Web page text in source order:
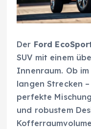
Der Ford
SUV mit einem
Innenraum. Ob
langen Strecken
perfekte
und robustem